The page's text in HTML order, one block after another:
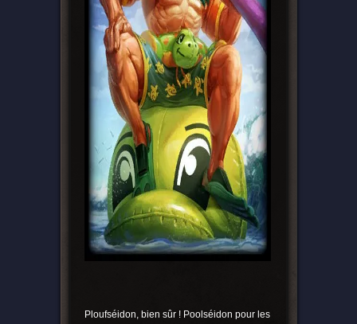
Ploufséidon, bien sûr ! Poolséidon pour les